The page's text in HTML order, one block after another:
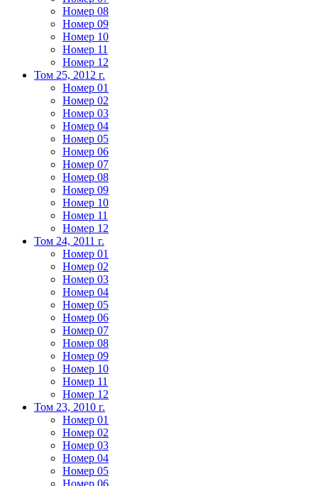
Номер 08
Номер 09
Номер 10
Номер 11
Номер 12
Том 25, 2012 г.
Номер 01
Номер 02
Номер 03
Номер 04
Номер 05
Номер 06
Номер 07
Номер 08
Номер 09
Номер 10
Номер 11
Номер 12
Том 24, 2011 г.
Номер 01
Номер 02
Номер 03
Номер 04
Номер 05
Номер 06
Номер 07
Номер 08
Номер 09
Номер 10
Номер 11
Номер 12
Том 23, 2010 г.
Номер 01
Номер 02
Номер 03
Номер 04
Номер 05
Номер 06